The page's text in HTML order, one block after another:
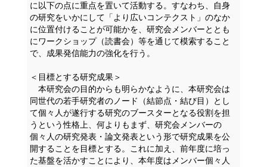
に以下の点に重点を置いて活動する。すなわち、自身
の研究をいかにして「より広いコンテクスト」のなか
に位置付けることが可能かを、研究会メンバーととも
にワークショップ（読書会）等を通じて模索すること
で、成果発信能力の強化を行う。
＜目標とする研究成果＞
本研究会の目的からも明らかなように、本研究会は
同世代の若手研究者のノード（結節点・結び目）とし
て個々人が遂行する研究のブースターとなる役割を担
うという性格上、何よりもまず、研究会メンバーの
個々人の研究発表・論文発表という形で研究成果を公
開することを目標とする。これに加え、前年度に培っ
た基盤を活かすことにより、本年度はメンバー個々人